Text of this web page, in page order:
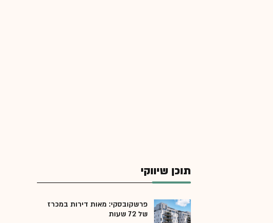
תוכן שיווקי
פרשקובסקי: מאות דירות במכרז
של 72 שעות